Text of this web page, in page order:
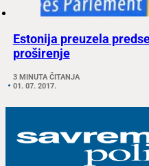
Estonija preuzela
proširenje
3 MINUTA ČITANJA
01. 07. 2017.